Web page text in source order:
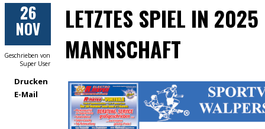
26
NOV
Geschrieben von
Super User
Drucken
E-Mail
LETZTES SPIEL IN
MANNSCHAFT